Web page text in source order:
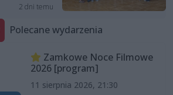
2 dni temu
Polecane wydarzenia
Zamkowe Noce Filmowe
2026 [program]
11 sierpnia 2026, 21:30